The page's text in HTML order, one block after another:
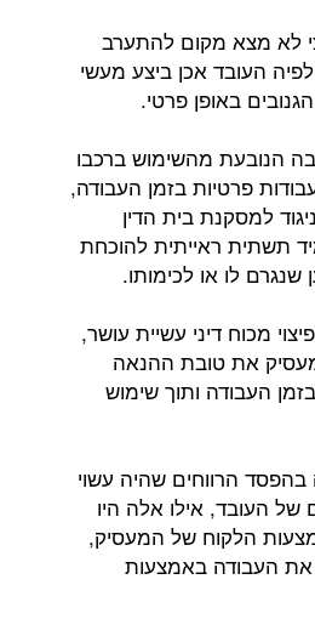
לא מצא מקום להתערב
העובד אכן ביצע מעשי
באופן פרטי.
הנובעת מהשימוש ברכבו
פרטיות בזמן העבודה,
למסקנת בית הדין
תשתית ראייתית להוכחת
לו או לכימותו.
מכוח דיני עשיית עושר,
את טובת ההנאה
העבודה ותוך שימוש
הרווחים שהיה עשוי
של העובד, אילו אלה היו
הלקוח של המעסיק,
את העבודה באמצעות